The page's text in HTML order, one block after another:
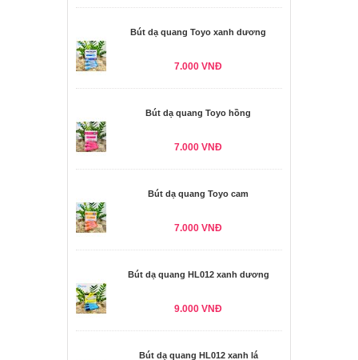
Bút dạ quang Toyo xanh dương
7.000 VNĐ
Bút dạ quang Toyo hồng
7.000 VNĐ
Bút dạ quang Toyo cam
7.000 VNĐ
Bút dạ quang HL012 xanh dương
9.000 VNĐ
Bút dạ quang HL012 xanh lá